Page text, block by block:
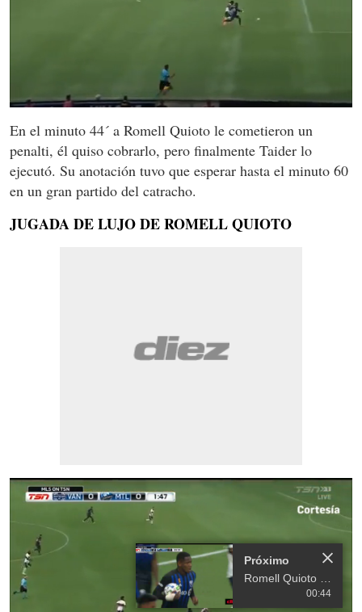
seconds
of
1
minute,
41
seconds
En el minuto 44´ a Romell Quioto le cometieron un
penalti, él quiso cobrarlo, pero finalmente Taider lo
ejecutó. Su anotación tuvo que esperar hasta el minuto 60
en un gran partido del catracho.
JUGADA DE LUJO DE ROMELL QUIOTO
Próximo
00:44